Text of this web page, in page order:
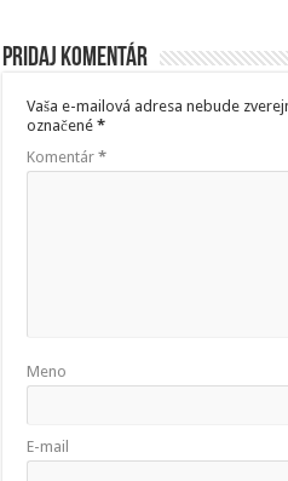
Pridaj komentár
Vaša e-mailová adresa nebude
označené*
Komentár*
Meno
E-mail